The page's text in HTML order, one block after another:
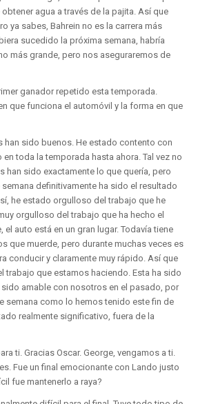
agua a través de la pajita. Así que
ya sabes, Bahrein no es la carrera más
sucedido la próxima semana, habría
más grande, pero nos aseguraremos de
ganador repetido esta temporada.
que funciona el automóvil y la forma en que
han sido buenos. He estado contento con
toda la temporada hasta ahora. Tal vez no
han sido exactamente lo que quería, pero
definitivamente ha sido el resultado
he estado orgulloso del trabajo que he
orgulloso del trabajo que ha hecho el
el auto está en un gran lugar. Todavía tiene
que muerde, pero durante muchas veces es
conducir y claramente muy rápido. Así que
trabajo que estamos haciendo. Esta ha sido
amable con nosotros en el pasado, por
semana como lo hemos tenido este fin de
realmente significativo, fuera de la
ti. Gracias Oscar. George, vengamos a ti.
Fue un final emocionante con Lando justo
fue mantenerlo a raya?